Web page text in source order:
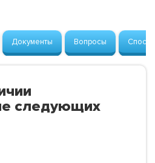
Документы Вопросы
следующих